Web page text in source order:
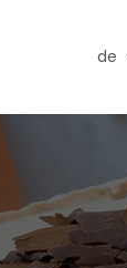
de
en
nl
cz
ar